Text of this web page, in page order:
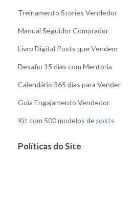
Treinamento Stories Vendedor
Manual Seguidor Comprador
Livro Digital Posts que Vendem
Desafio 15 dias com Mentoria
Calendário 365 dias para Vender
Guia Engajamento Vendedor
Kit com 500 modelos de posts
Políticas do Site